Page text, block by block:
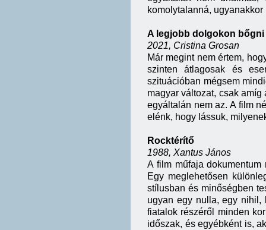
komolytalanná,
A legjobb dolgokon bőgni
2021, Cristina Grosan
Már megint nem értem,
szinten átlagosak és
szituációban mégsem
magyar változat, csak
egyáltalán nem az. A film
elénk, hogy lássuk,
Rocktérítő
1988, Xantus János
A film műfaja
Egy meglehetősen
stílusban és minőségben
ugyan egy nulla, egy nihil,
fiatalok részéről minden
időszak, és egyébként is,